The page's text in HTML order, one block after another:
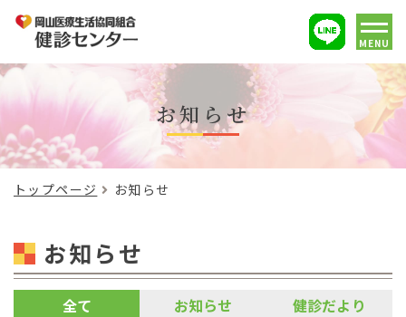
MENU
お知らせ
トップページ お知らせ
お知らせ
全て お知らせ 健診だより